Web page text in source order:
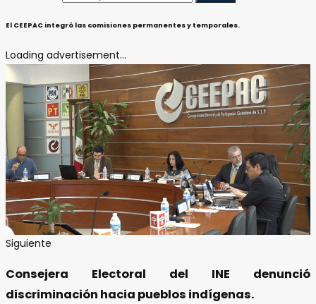
El CEEPAC integró las comisiones permanentes y temporales.
Loading advertisement...
Siguiente
Consejera Electoral del INE denunció
discriminación hacia pueblos indígenas.